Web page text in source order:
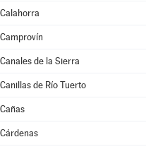
Calahorra
Camprovín
Canales de la Sierra
Canillas de Río Tuerto
Cañas
Cárdenas